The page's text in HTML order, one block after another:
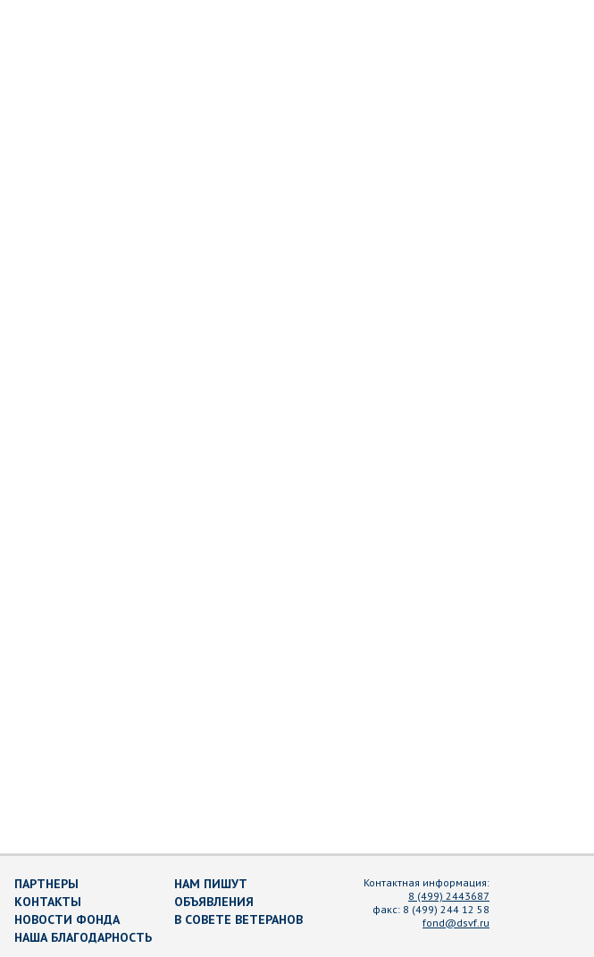
ПАРТНЕРЫ
КОНТАКТЫ
НОВОСТИ ФОНДА
НАША БЛАГОДАРНОСТЬ
НАМ ПИШУТ
ОБЪЯВЛЕНИЯ
В СОВЕТЕ ВЕТЕРАНОВ
Контактная информация:
8 (499) 2443687
факс: 8 (499) 244 12 58
fond@dsvf.ru